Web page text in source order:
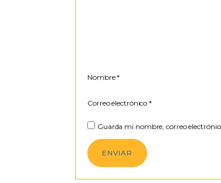
Nombre*
Correo electrónico*
Guarda mi nombre, correo